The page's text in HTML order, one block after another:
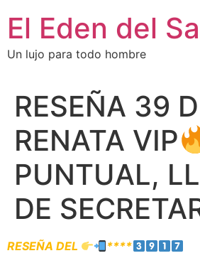
El Eden del
Un lujo para todo hombre
RESEÑA 39
RENATA VIP
PUNTUAL,
DE
RESEÑA DEL
****